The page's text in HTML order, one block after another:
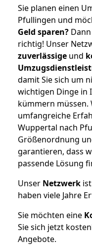
Sie planen einen
Pfullingen und
Geld sparen?
richtig! Unser
zuverlässige und
damit Sie sich um
wichtigen Dinge in
kümmern
umfangreiche
Wuppertal nach
Größenordnung
garantieren, dass
passende Lösung
Unser Netzwerk
haben viele Jahre
Sie möchten eine
Sie sich jetzt
Angebote.